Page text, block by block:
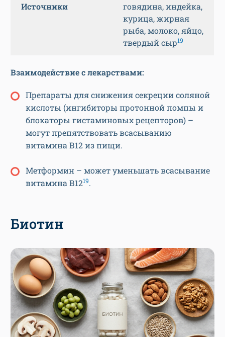
Источники
говядина, индейка,
курица, жирная
рыба, молоко, яйцо,
твердый сыр19
Взаимодействие с лекарствами:
Препараты для снижения секреции соляной
кислоты (ингибиторы протонной помпы и
блокаторы гистаминовых рецепторов) –
могут препятствовать всасыванию
витамина В12 из пищи.
Метформин – может уменьшать всасывание
витамина В1219.
Биотин